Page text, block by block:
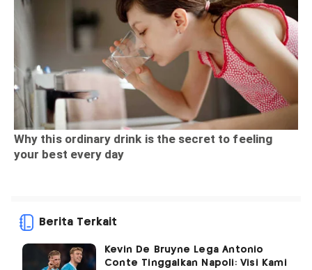
Berita Terkait
Kevin De Bruyne Lega Antonio
Conte Tinggalkan Napoli: Visi Kami